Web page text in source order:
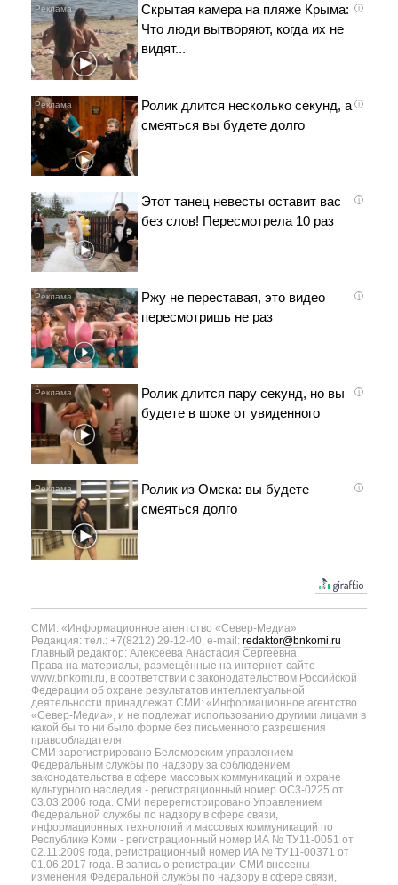
i
Скрытая камера на пляже Крыма:
Что люди вытворяют, когда их не
видят...
i
Ролик длится несколько секунд, а
смеяться вы будете долго
i
Этот танец невесты оставит вас
без слов! Пересмотрела 10 раз
i
Ржу не переставая, это видео
пересмотришь не раз
i
Ролик длится пару секунд, но вы
будете в шоке от увиденного
i
Ролик из Омска: вы будете
смеяться долго
СМИ: «Информационное агентство «Север-Медиа»
Редакция: тел.: +7(8212) 29-12-40, e-mail: redaktor@bnkomi.ru
Главный редактор: Алексеева Анастасия Сергеевна.
Права на материалы, размещённые на интернет-сайте
www.bnkomi.ru, в соответствии с законодательством Российской
Федерации об охране результатов интеллектуальной
деятельности принадлежат СМИ: «Информационное агентство
«Север-Медиа», и не подлежат использованию другими лицами в
какой бы то ни было форме без письменного разрешения
правообладателя.
СМИ зарегистрировано Беломорским управлением
Федеральным службы по надзору за соблюдением
законодательства в сфере массовых коммуникаций и охране
культурного наследия - регистрационный номер ФС3-0225 от
03.03.2006 года. СМИ перерегистрировано Управлением
Федеральной службы по надзору в сфере связи,
информационных технологий и массовых коммуникаций по
Республике Коми - регистрационный номер ИА № ТУ11-0051 от
02.11.2009 года, регистрационный номер ИА № ТУ11-00371 от
01.06.2017 года. В запись о регистрации СМИ внесены
изменения Федеральной службы по надзору в сфере связи,